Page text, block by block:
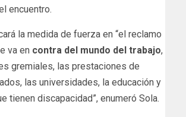
encuentro.
la medida de fuerza en “el reclamo
va en contra del mundo del trabajo,
gremiales, las prestaciones de
las universidades, la educación y
tienen discapacidad”, enumeró Sola.